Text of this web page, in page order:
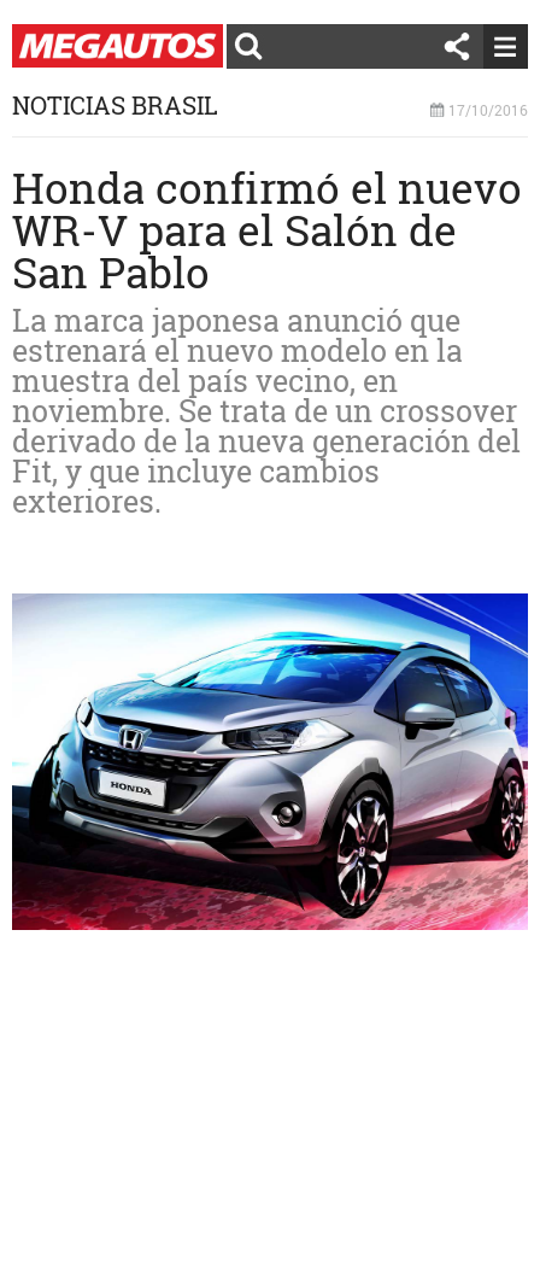
NOTICIAS BRASIL 17/10/2016
Honda confirmó el nuevo
WR-V para el Salón de
San Pablo
La marca japonesa anunció que
estrenará el nuevo modelo en la
muestra del país vecino, en
noviembre. Se trata de un crossover
derivado de la nueva generación del
Fit, y que incluye cambios
exteriores.